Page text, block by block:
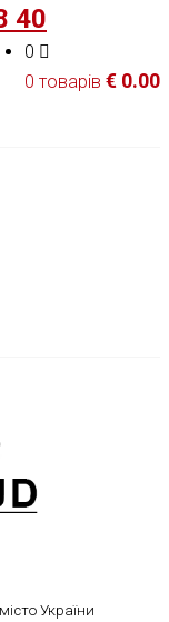
40
0
0 товарів € 0.00
України